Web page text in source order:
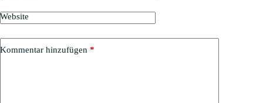
Website
Kommentar hinzufügen *